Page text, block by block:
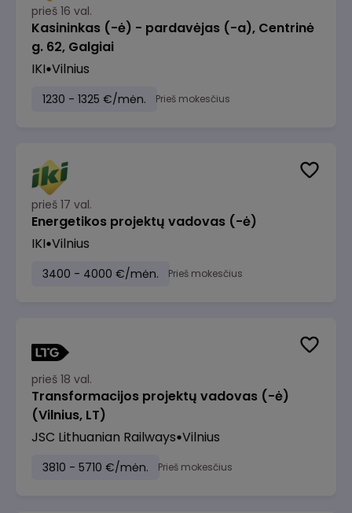
prieš 16 val.
Kasininkas (-ė) - pardavėjas (-a), Centrinė
g. 62, Galgiai
IKI Vilnius
1230 - 1325 €/mėn. Prieš mokesčius
prieš 17 val.
Energetikos projektų vadovas (-ė)
IKI Vilnius
3400 - 4000 €/mėn. Prieš mokesčius
prieš 18 val.
Transformacijos projektų vadovas (-ė)
(Vilnius, LT)
JSC Lithuanian Railways Vilnius
3810 - 5710 €/mėn. Prieš mokesčius